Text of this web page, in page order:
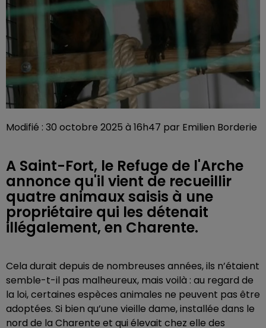
Modifié : 30 octobre 2025 à 16h47 par Emilien Borderie
A Saint-Fort, le Refuge de l'Arche
annonce qu'il vient de recueillir
quatre animaux saisis à une
propriétaire qui les détenait
illégalement, en Charente.
Cela durait depuis de nombreuses années, ils n’étaient
semble-t-il pas malheureux, mais voilà : au regard de
la loi, certaines espèces animales ne peuvent pas être
adoptées. Si bien qu’une vieille dame, installée dans le
nord de la Charente et qui élevait chez elle des